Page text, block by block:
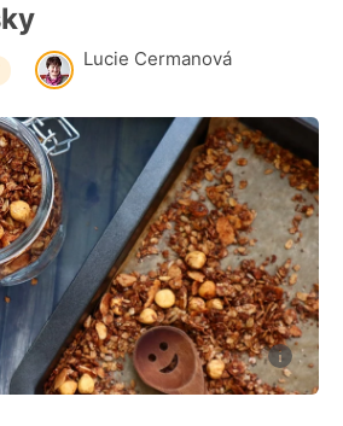
Lucie Cermanová